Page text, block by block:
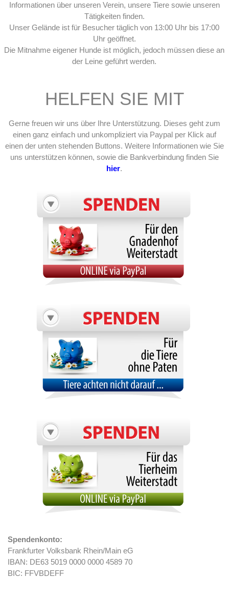
Informationen über unseren Verein, unsere Tiere sowie unseren
Tätigkeiten finden.
Unser Gelände ist für Besucher täglich von 13:00 Uhr bis 17:00
Uhr geöffnet.
Die Mitnahme eigener Hunde ist möglich, jedoch müssen diese an
der Leine geführt werden.
HELFEN SIE MIT
Gerne freuen wir uns über Ihre Unterstützung. Dieses geht zum
einen ganz einfach und unkompliziert via Paypal per Klick auf
einen der unten stehenden Buttons. Weitere Informationen wie Sie
uns unterstützen können, sowie die Bankverbindung finden Sie
hier.
Spendenkonto:
Frankfurter Volksbank Rhein/Main eG
IBAN: DE63 5019 0000 0000 4589 70
BIC: FFVBDEFF